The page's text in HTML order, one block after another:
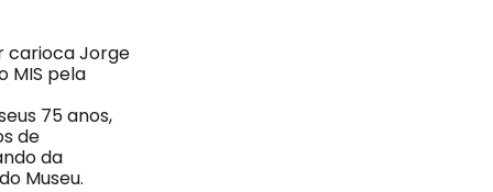
carioca Jorge
MIS pela
75 anos,
de
da
Museu.